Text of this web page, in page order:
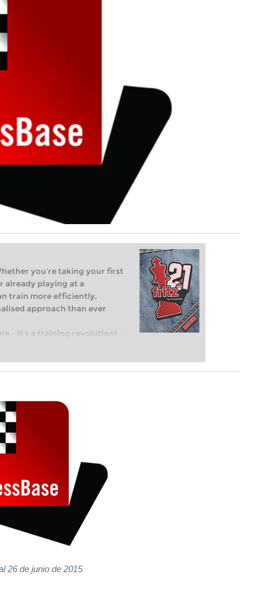
you’re taking your first
already playing at a
train more efficiently,
approach than ever
– it’s a training revolution!
into the world of club chess,
a more personalised
26 de junio de 2015